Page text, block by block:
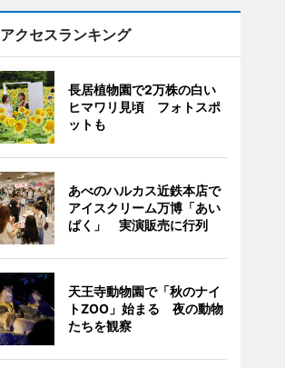
アクセスランキング
長居植物園で2万株の白い
ヒマワリ見頃 フォトスポ
ットも
あべのハルカス近鉄本店で
アイスクリーム万博「あい
ぱく」 実演販売に行列
天王寺動物園で「秋のナイ
トZOO」始まる 夜の動物
たちを観察